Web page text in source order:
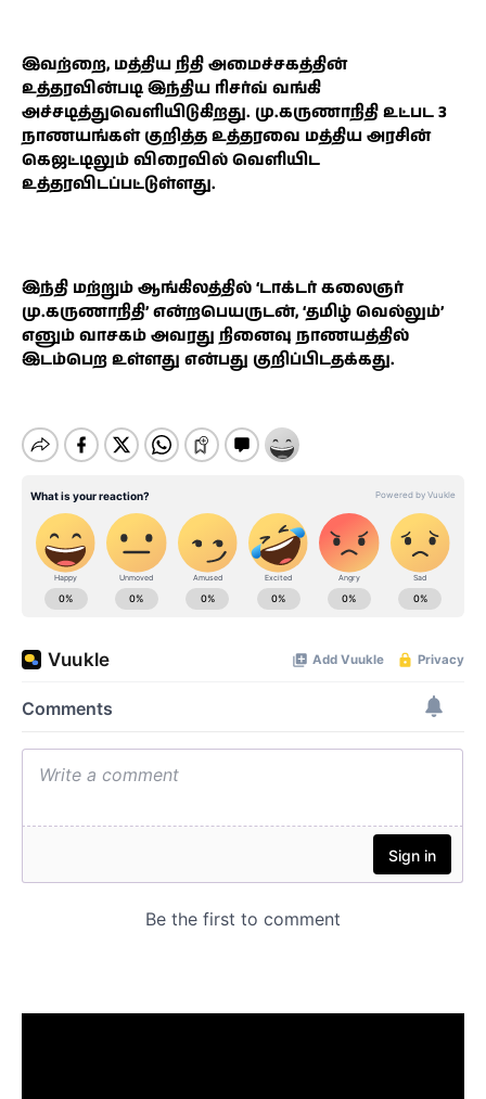
இவற்றை, மத்திய நிதி அமைச்சகத்தின்
உத்தரவின்படி இந்திய ரிசர்வ் வங்கி
அச்சடித்துவெளியிடுகிறது. மு.கருணாநிதி உட்பட 3
நாணயங்கள் குறித்த உத்தரவை மத்திய அரசின்
கெஜட்டிலும் விரைவில் வெளியிட
உத்தரவிடப்பட்டுள்ளது.
இந்தி மற்றும் ஆங்கிலத்தில் ‘டாக்டர் கலைஞர்
மு.கருணாநிதி’ என்றபெயருடன், ‘தமிழ் வெல்லும்’
எனும் வாசகம் அவரது நினைவு நாணயத்தில்
இடம்பெற உள்ளது என்பது குறிப்பிடதக்கது.